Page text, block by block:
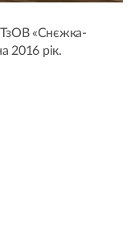
«Снєжка-
2016 рік.